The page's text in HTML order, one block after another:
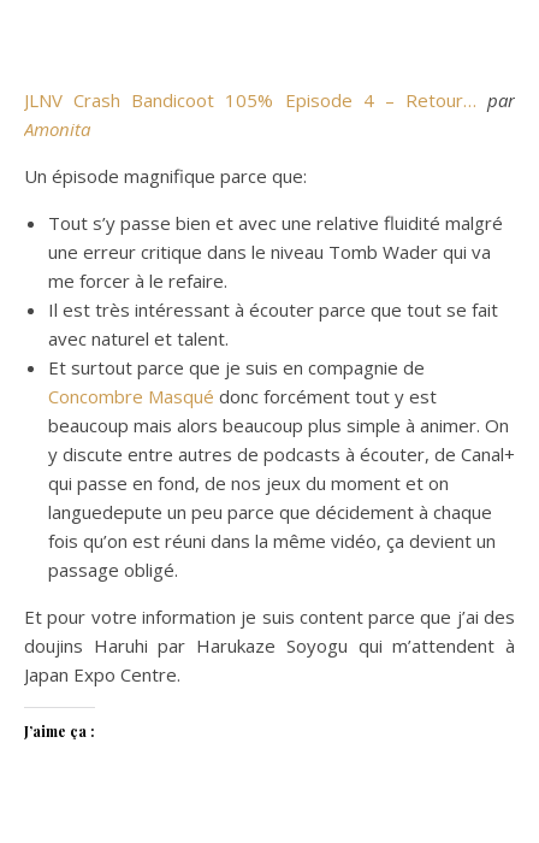
JLNV Crash Bandicoot 105% Episode 4 – Retour… par
Amonita
Un épisode magnifique parce que:
Tout s’y passe bien et avec une relative fluidité malgré
une erreur critique dans le niveau Tomb Wader qui va
me forcer à le refaire.
Il est très intéressant à écouter parce que tout se fait
avec naturel et talent.
Et surtout parce que je suis en compagnie de
Concombre Masqué donc forcément tout y est
beaucoup mais alors beaucoup plus simple à animer. On
y discute entre autres de podcasts à écouter, de Canal+
qui passe en fond, de nos jeux du moment et on
languedepute un peu parce que décidement à chaque
fois qu’on est réuni dans la même vidéo, ça devient un
passage obligé.
Et pour votre information je suis content parce que j’ai des
doujins Haruhi par Harukaze Soyogu qui m’attendent à
Japan Expo Centre.
J’aime ça :